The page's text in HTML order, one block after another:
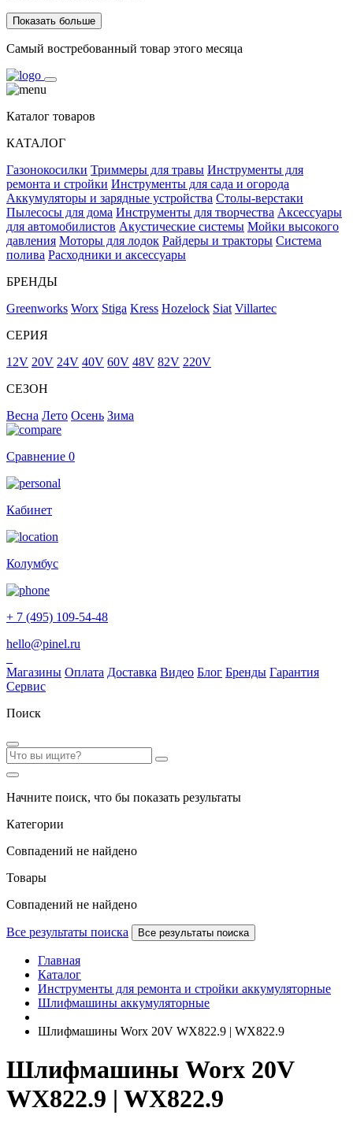
Показать больше
Самый востребованный товар этого месяца
Каталог товаров
КАТАЛОГ
Газонокосилки Триммеры для травы Инструменты для
ремонта и стройки Инструменты для сада и огорода
Аккумуляторы и зарядные устройства Столы-верстаки
Пылесосы для дома Инструменты для творчества Аксессуары
для автомобилистов Акустические системы Мойки высокого
давления Моторы для лодок Райдеры и тракторы Система
полива Расходники и аксессуары
БРЕНДЫ
Greenworks Worx Stiga Kress Hozelock Siat Villartec
СЕРИЯ
12V 20V 24V 40V 60V 48V 82V 220V
СЕЗОН
Весна Лето Осень Зима
Сравнение 0
Кабинет
Колумбус
+ 7 (495) 109-54-48
hello@pinel.ru
Магазины Оплата Доставка Видео Блог Бренды Гарантия
Сервис
Поиск
Начните поиск, что бы показать результаты
Категории
Совпадений не найдено
Товары
Совпадений не найдено
Все результаты поиска Все результаты поиска
Главная
Каталог
Инструменты для ремонта и стройки аккумуляторные
Шлифмашины аккумуляторные
Шлифмашины Worx 20V WX822.9 | WX822.9
Шлифмашины Worx 20V
WX822.9 | WX822.9